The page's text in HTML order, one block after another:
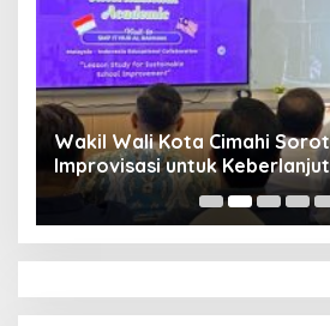
Wakil Wali Kota Cimahi
Improvisasi untuk
Pendidikan